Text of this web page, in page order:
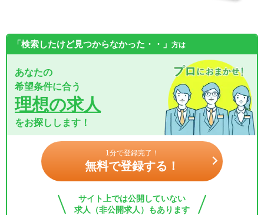
「検索したけど見つからなかった・・」 方は
あなたの
希望条件に合う
理想の求人
をお探しします！
1分で登録完了！
無料で登録する！
サイト上では公開していない
求人（非公開求人）もあります